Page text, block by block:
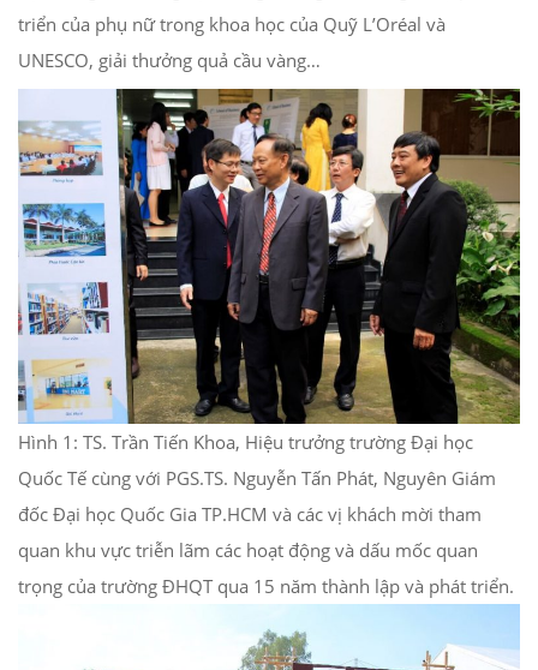
triển của phụ nữ trong khoa học của Quỹ L’Oréal và
UNESCO, giải thưởng quả cầu vàng…
Hình 1: TS. Trần Tiến Khoa, Hiệu trưởng trường Đại học
Quốc Tế cùng với PGS.TS. Nguyễn Tấn Phát, Nguyên Giám
đốc Đại học Quốc Gia TP.HCM và các vị khách mời tham
quan khu vực triễn lãm các hoạt động và dấu mốc quan
trọng của trường ĐHQT qua 15 năm thành lập và phát triển.